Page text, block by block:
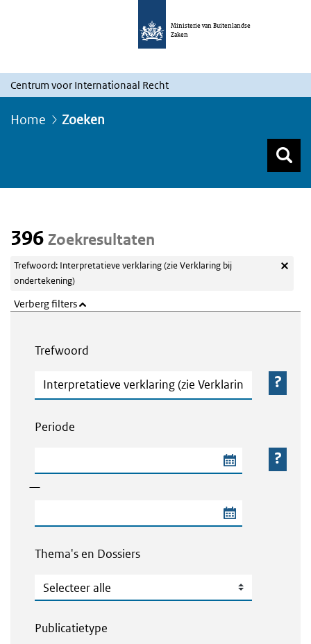
Ministerie van Buitenlandse
Zaken
Centrum voor Internationaal Recht
Home Zoeken
396 Zoekresultaten
Trefwoord: Interpretatieve verklaring (zie Verklaring bij
ondertekening)
Verberg filters
Trefwoord
Trefwoord
Periode
—
Thema's en Dossiers
Thema's en Dossiers
Publicatietype